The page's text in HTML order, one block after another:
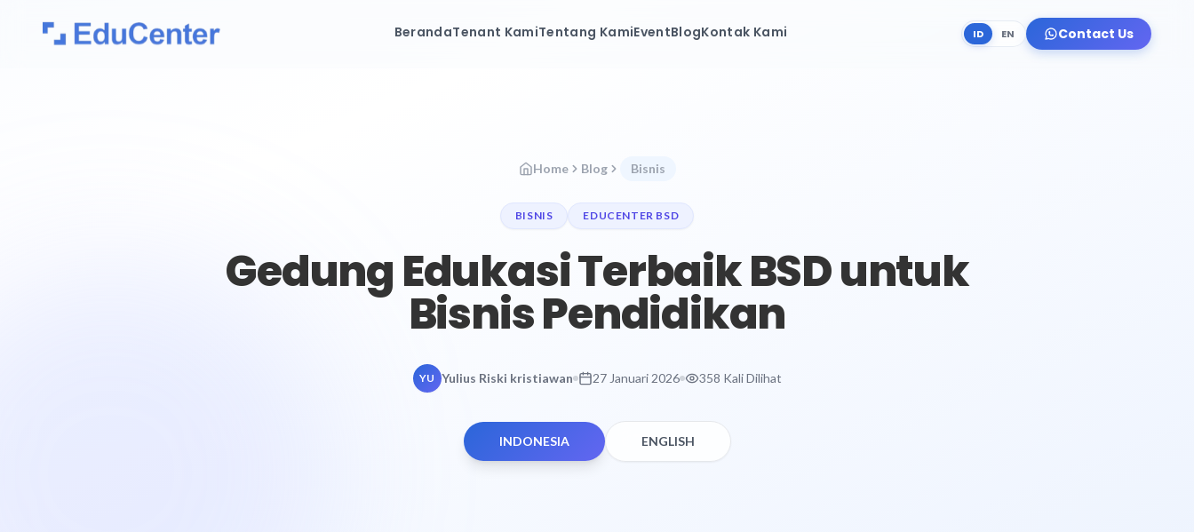
BerandaTenant KamiTentang KamiEventBlogKontak Kami ID EN Contact Us
Home Blog Bisnis
BISNIS EDUCENTER BSD
Gedung Edukasi Terbaik BSD untuk
Bisnis Pendidikan
YU Yulius Riski kristiawan 27 Januari 2026 358 Kali Dilihat
INDONESIA ENGLISH